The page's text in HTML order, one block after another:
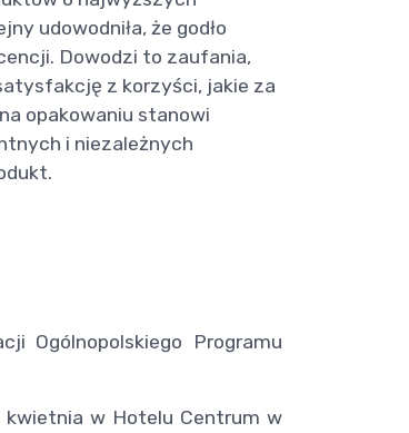
udowodniła, że godło
Dowodzi to zaufania,
z korzyści, jakie za
opakowaniu stanowi
i niezależnych
Ogólnopolskiego Programu
kwietnia w Hotelu Centrum w